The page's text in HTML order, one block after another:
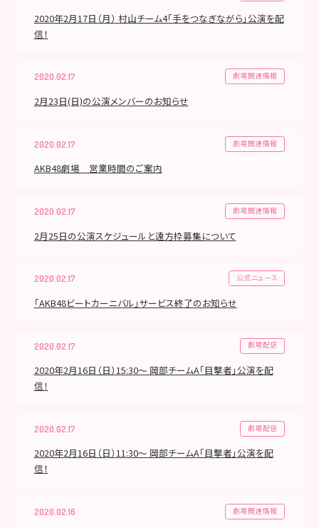
2020年2月17日（月） 村山チーム4「手をつなぎながら」公演を配
信！
2020.02.17 劇場関連情報
2月23日(日)の公演メンバーのお知らせ
2020.02.17 劇場関連情報
AKB48劇場 営業時間のご案内
2020.02.17 劇場関連情報
2月25日の公演スケジュールと遠方枠募集について
2020.02.17 公式ニュース
「AKB48ビートカーニバル」サービス終了のお知らせ
2020.02.17 劇場配信
2020年2月16日（日）15:30～ 岡部チームA「目撃者」公演を配
信！
2020.02.17 劇場配信
2020年2月16日（日）11:30～ 岡部チームA「目撃者」公演を配
信！
2020.02.16 劇場関連情報